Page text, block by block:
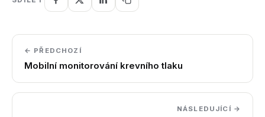
← PŘEDCHOZÍ
Mobilní monitorování krevního tlaku
NÁSLEDUJÍCÍ →